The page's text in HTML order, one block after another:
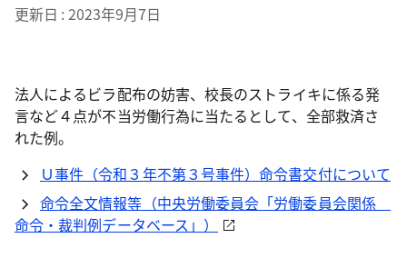
更新日 2023年9月7日
法人によるビラ配布の妨害、校長のストライキに係る発
言など４点が不当労働行為に当たるとして、全部救済さ
れた例。
Ｕ事件（令和３年不第３号事件）命令書交付について
命令全文情報等（中央労働委員会「労働委員会関係
命令・裁判例データベース」）